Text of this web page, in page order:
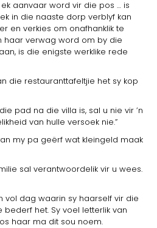
aanvaar word vir die pos … is
in die naaste dorp verblyf kan
en verkies om onafhanklik te
haar verwag word om by die
is die enigste werklike rede
die restauranttafeltjie het sy kop
pad na die villa is, sal u nie vir ’n
van hulle versoek nie.”
my pa geërf wat kleingeld maak
sal verantwoordelik vir u wees.
vol dag waarin sy haarself vir die
het. Sy voel letterlik van
haar ma dit sou noem.